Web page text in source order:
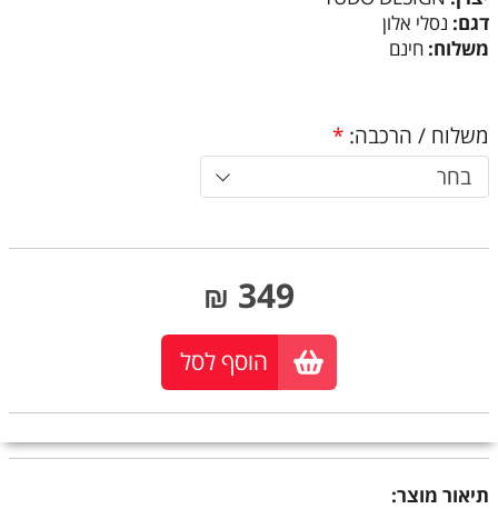
דגם: נסלי אלון
משלוח: חינם
משלוח / הרכבה: *
בחר
349
₪
הוסף לסל
תיאור מוצר: